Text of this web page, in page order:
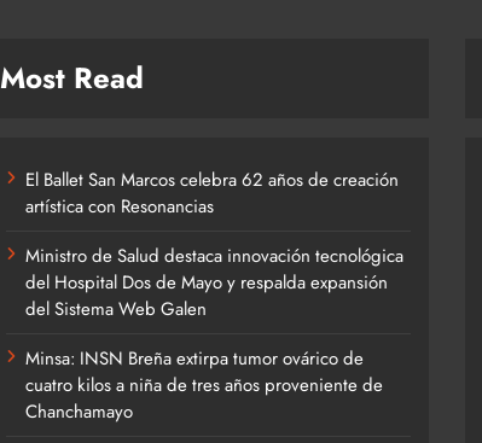
Most Read
El Ballet San Marcos celebra 62 años de creación
artística con Resonancias
Ministro de Salud destaca innovación tecnológica
del Hospital Dos de Mayo y respalda expansión
del Sistema Web Galen
Minsa: INSN Breña extirpa tumor ovárico de
cuatro kilos a niña de tres años proveniente de
Chanchamayo